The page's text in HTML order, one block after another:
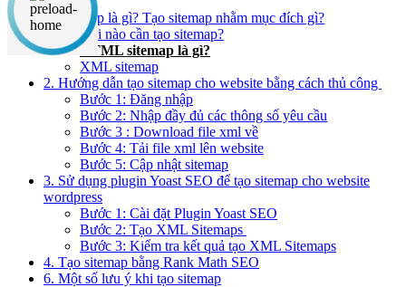
1. Sitemap là gì? Tạo sitemap nhằm mục đích gì?
Khi nào cần tạo sitemap?
HTML sitemap là gì?
XML sitemap
2. Hướng dẫn tạo sitemap cho website bằng cách thủ công
Bước 1: Đăng nhập
Bước 2: Nhập đầy đủ các thông số yêu cầu
Bước 3 : Download file xml về
Bước 4: Tải file xml lên website
Bước 5: Cập nhật sitemap
3. Sử dụng plugin Yoast SEO để tạo sitemap cho website
wordpress
Bước 1: Cài đặt Plugin Yoast SEO
Bước 2: Tạo XML Sitemaps
Bước 3: Kiểm tra kết quả tạo XML Sitemaps
4. Tạo sitemap bằng Rank Math SEO
6. Một số lưu ý khi tạo sitemap